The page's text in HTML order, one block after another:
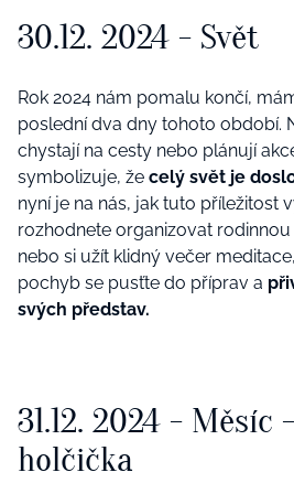
30.12. 2024 - Svět
Rok 2024 nám pomalu končí, m
poslední dva dny tohoto období.
chystají na cesty nebo plánují
symbolizuje, že celý svět je
nyní je na nás, jak tuto příležitost
rozhodnete organizovat rodinnou
nebo si užít klidný večer
pochyb se pusťte do příprav a
svých představ.
31.12. 2024 - Měsíc
holčička